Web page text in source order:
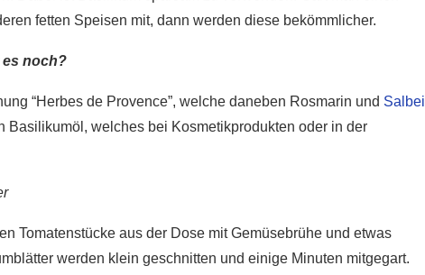
fetten Speisen mit, dann werden diese bekömmlicher.
es noch?
“Herbes de Provence”, welche daneben Rosmarin und Salbei
Basilikumöl, welches bei Kosmetikprodukten oder in der
Tomatenstücke aus der Dose mit Gemüsebrühe und etwas
werden klein geschnitten und einige Minuten mitgegart.